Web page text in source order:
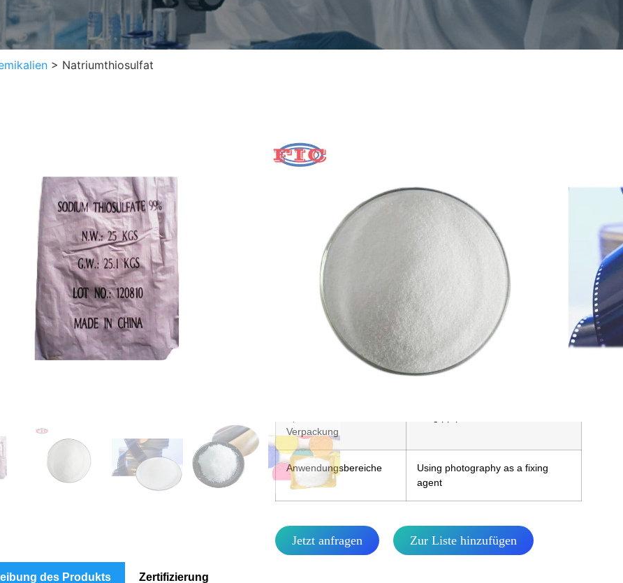
> Natriumthiosulfat
7772-98-7
Chemische Formel
EINECS-Nr. 231-867-5
Erscheinungsbild
Colorless or white crystalline
powder
Verpackung
Anwendungsbereiche
Using photography as a fixing
agent
Jetzt anfragen Zur Liste hinzufügen
des Produkts Zertifizierung